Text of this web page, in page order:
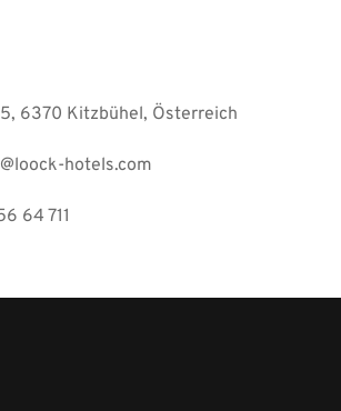
6370 Kitzbühel, Österreich
hotels.com
64 711